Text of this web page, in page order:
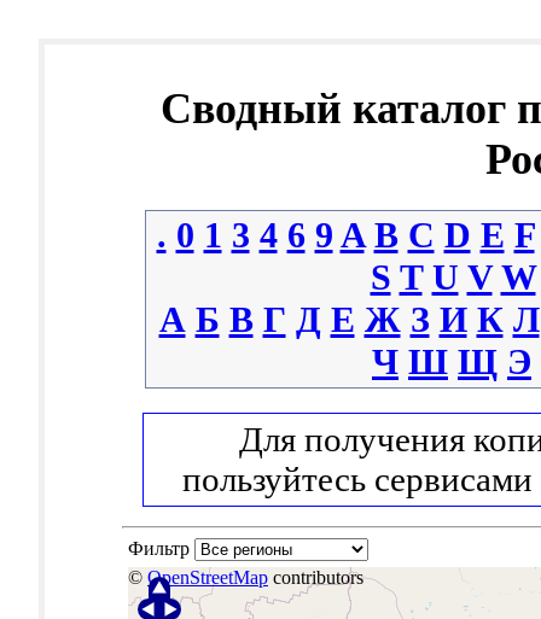
Сводный каталог
. 0 1 3 4 6 9 A B C D E F
S T U V W
А Б В Г Д Е Ж З И К Л
Ч Ш Щ Э
Для получения
пользуйтесь сервисами
Фильтр
© OpenStreetMap contributors